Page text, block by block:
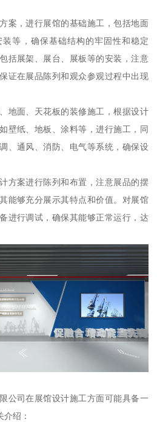
案，进行展馆的基础施工，包括地面
等，确保基础结构的牢固性和稳定
括展架、展台、展板等的安装，注意
证在展品陈列和观众参观过程中出现
地面、天花板的装修施工，根据设计
壁纸、地板、涂料等，进行施工，同
、通风、消防、电气等系统，确保设
方案进行陈列和布置，注意展品的摆
能够充分展示其特点和价值。对展馆
进行调试，确保其能够正常运行，达
公司在展馆设计施工方面可能具备一
绍：